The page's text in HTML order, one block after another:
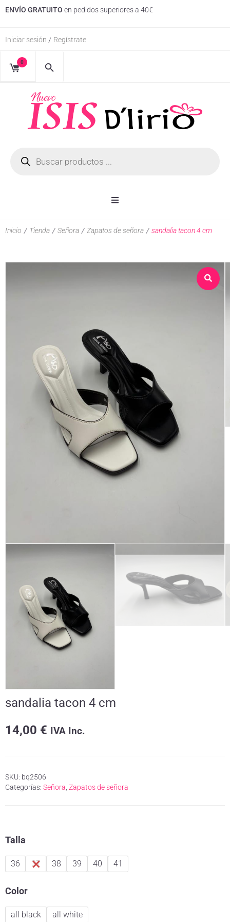
ENVÍO GRATUITO en pedidos superiores a 40€
Iniciar sesión / Regístrate
0
Inicio
Inicio / Tienda / Señora / Zapatos de señora / sandalia tacon 4 cm
sandalia tacon 4 cm
14,00 € IVA Inc.
SKU: bq2506
Categorías: Señora, Zapatos de señora
Talla
36 37 38 39 40 41
Color
all black all white